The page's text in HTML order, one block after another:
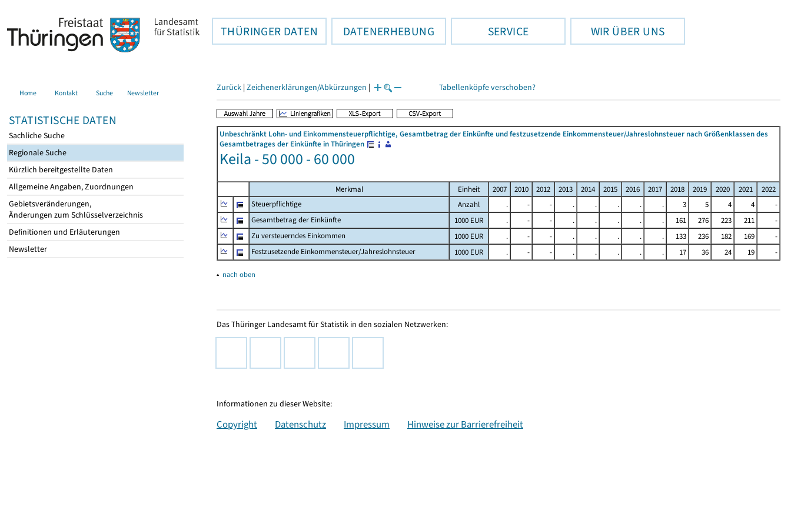
THÜRINGER DATEN DATENERHEBUNG SERVICE WIR ÜBER UNS
Home Kontakt Suche Newsletter
STATISTISCHE DATEN
Sachliche Suche
Regionale Suche
Kürzlich bereitgestellte Daten
Allgemeine Angaben, Zuordnungen
Gebietsveränderungen,
Änderungen zum Schlüsselverzeichnis
Definitionen und Erläuterungen
Newsletter
Zurück | Zeichenerklärungen/Abkürzungen | Tabellenköpfe verschoben?
Unbeschränkt Lohn- und Einkommensteuerpflichtige, Gesamtbetrag der Einkünfte und festzusetzende Einkommensteuer/Jahreslohnsteuer nach Größenklassen des
Gesamtbetrages der Einkünfte in Thüringen
Keila - 50 000 - 60 000
Merkmal Einheit 2007 2010 2012 2013 2014 2015 2016 2017 2018 2019 2020 2021
2022
Steuerpflichtige
Anzahl . - - . . . . . 3 5 4 4
-
Gesamtbetrag der Einkünfte
1000 EUR . - - . . . . . 161 276 223 211
-
Zu versteuerndes Einkommen
1000 EUR . - - . . . . . 133 236 182 169
-
Festzusetzende Einkommensteuer/Jahreslohnsteuer
1000 EUR . - - . . . . . 17 36 24 19 -
▴ nach oben
Das Thüringer Landesamt für Statistik in den sozialen Netzwerken:
Informationen zu dieser Website:
Copyright Datenschutz Impressum Hinweise zur Barrierefreiheit